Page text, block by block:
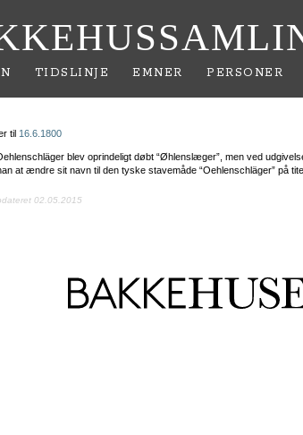
TIDSLINJE EMNER PERSONER
til 16.6.1800
blev oprindeligt døbt “Øhlenslæger”, men ved
at ændre sit navn til den tyske stavemåde “Oehlenschläger” på
02.05.2015